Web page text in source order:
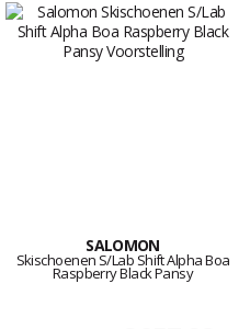
SALOMON
Skischoenen S/Lab Shift Alpha Boa
Raspberry Black Pansy